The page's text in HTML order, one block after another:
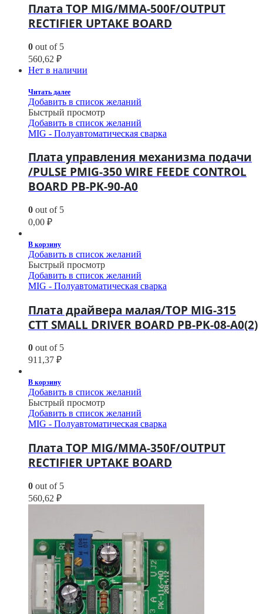
Плата TOP MIG/MMA-500F/OUTPUT
RECTIFIER UPTAKE BOARD
0 out of 5
560,62 ₽
Нет в наличии
Читать далее
Добавить в список желаний
Быстрый просмотр
Добавить в список желаний
MIG - Полуавтоматическая сварка
Плата управления механизма подачи
/PULSE PMIG-350 WIRE FEEDE CONTROL
BOARD PB-PK-90-A0
0 out of 5
0,00 ₽
В корзину
Добавить в список желаний
Быстрый просмотр
Добавить в список желаний
MIG - Полуавтоматическая сварка
Плата драйвера малая/TOP MIG-315
CTT SMALL DRIVER BOARD PB-PK-08-A0(2)
0 out of 5
911,37 ₽
В корзину
Добавить в список желаний
Быстрый просмотр
Добавить в список желаний
MIG - Полуавтоматическая сварка
Плата TOP MIG/MMA-350F/OUTPUT
RECTIFIER UPTAKE BOARD
0 out of 5
560,62 ₽